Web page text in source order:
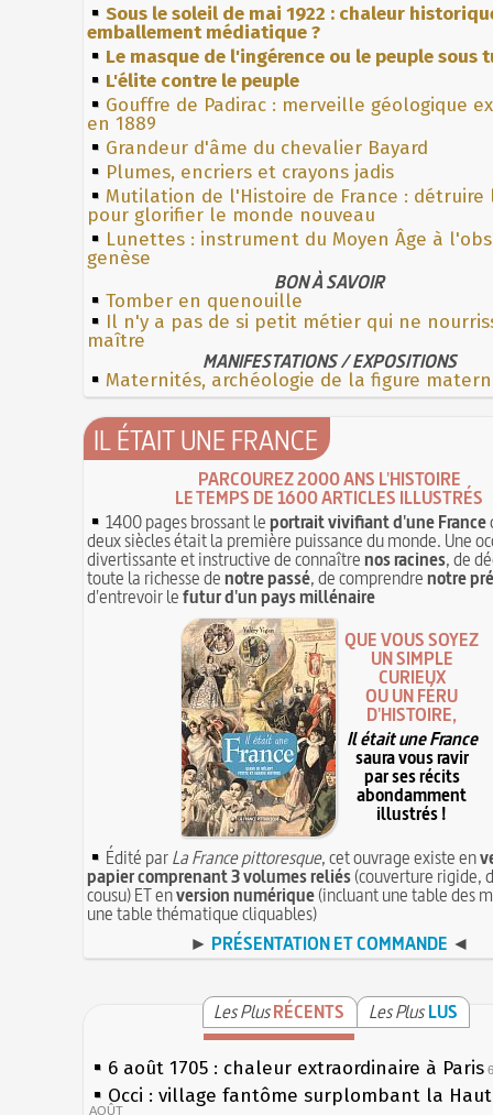
Sous le soleil de mai 1922 : chaleur
emballement médiatique ?
Le masque de l'ingérence ou le peuple sous
L'élite contre le peuple
Gouffre de Padirac : merveille géologique
en 1889
Grandeur d'âme du chevalier Bayard
Plumes, encriers et crayons jadis
Mutilation de l'Histoire de France : détruire
pour glorifier le monde nouveau
Lunettes : instrument du Moyen Âge à
genèse
BON À SAVOIR
Tomber en quenouille
Il n'y a pas de si petit métier qui ne
maître
MANIFESTATIONS / EXPOSITIONS
Maternités, archéologie de la figure
IL ÉTAIT UNE FRANCE
PARCOUREZ 2000 ANS L'HISTOIRE
LE TEMPS DE 1600 ARTICLES ILLUSTRÉS
1400 pages brossant leportrait vivifiant d'une France
deux siècles était la première puissance du monde. Une
divertissante et instructive de connaîtrenos racines, de
toute la richesse denotre passé, de comprendrenotre
d'entrevoir lefutur d'un pays millénaire
QUE VOUS SOYEZ
UN SIMPLE
CURIEUX
OU UN FÉRU
D'HISTOIRE,
Il était une France
saura vous ravir
par ses récits
abondamment
illustrés !
Édité parLa France pittoresque, cet ouvrage existe en
papier comprenant 3 volumes reliés(couverture rigide,
cousu) ET enversion numérique(incluant une table des
une table thématique cliquables)
► PRÉSENTATION ET COMMANDE ◄
Les PlusRÉCENTS Les Plus LUS
6 août 1705 : chaleur extraordinaire à Paris
Occi : village fantôme surplombant la